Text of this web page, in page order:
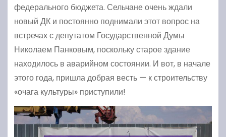
федерального бюджета. Сельчане очень ждали
новый ДК и постоянно поднимали этот вопрос на
встречах с депутатом Государственной Думы
Николаем Панковым, поскольку старое здание
находилось в аварийном состоянии. И вот, в начале
этого года, пришла добрая весть — к строительству
«очага культуры» приступили!